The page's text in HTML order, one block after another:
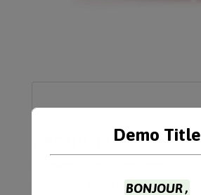
Recent Posts
Chou Blanc Recette à l’Indienne
Demo Title
BONJOUR ,